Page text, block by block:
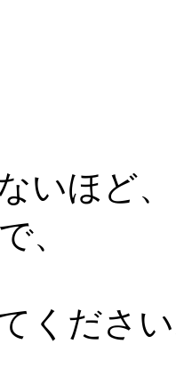
いほど
、
くださ